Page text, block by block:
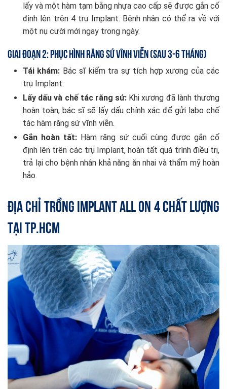
lấy và một hàm tạm bằng nhựa cao cấp sẽ được gắn cố
định lên trên 4 trụ Implant. Bệnh nhân có thể ra về với
một nụ cười mới ngay trong ngày.
Giai đoạn 2: Phục Hình Răng Sứ Vĩnh Viễn (Sau 3-6 tháng)
Tái khám: Bác sĩ kiểm tra sự tích hợp xương của các
trụ Implant.
Lấy dấu và chế tác răng sứ: Khi xương đã lành thương
hoàn toàn, bác sĩ sẽ lấy dấu chính xác để gửi labo chế
tác hàm răng sứ vĩnh viễn.
Gắn hoàn tất: Hàm răng sứ cuối cùng được gắn cố
định lên trên các trụ Implant, hoàn tất quá trình điều trị,
trả lại cho bệnh nhân khả năng ăn nhai và thẩm mỹ hoàn
hảo.
Địa chỉ trồng Implant All On 4 chất lượng
tại TP.HCM